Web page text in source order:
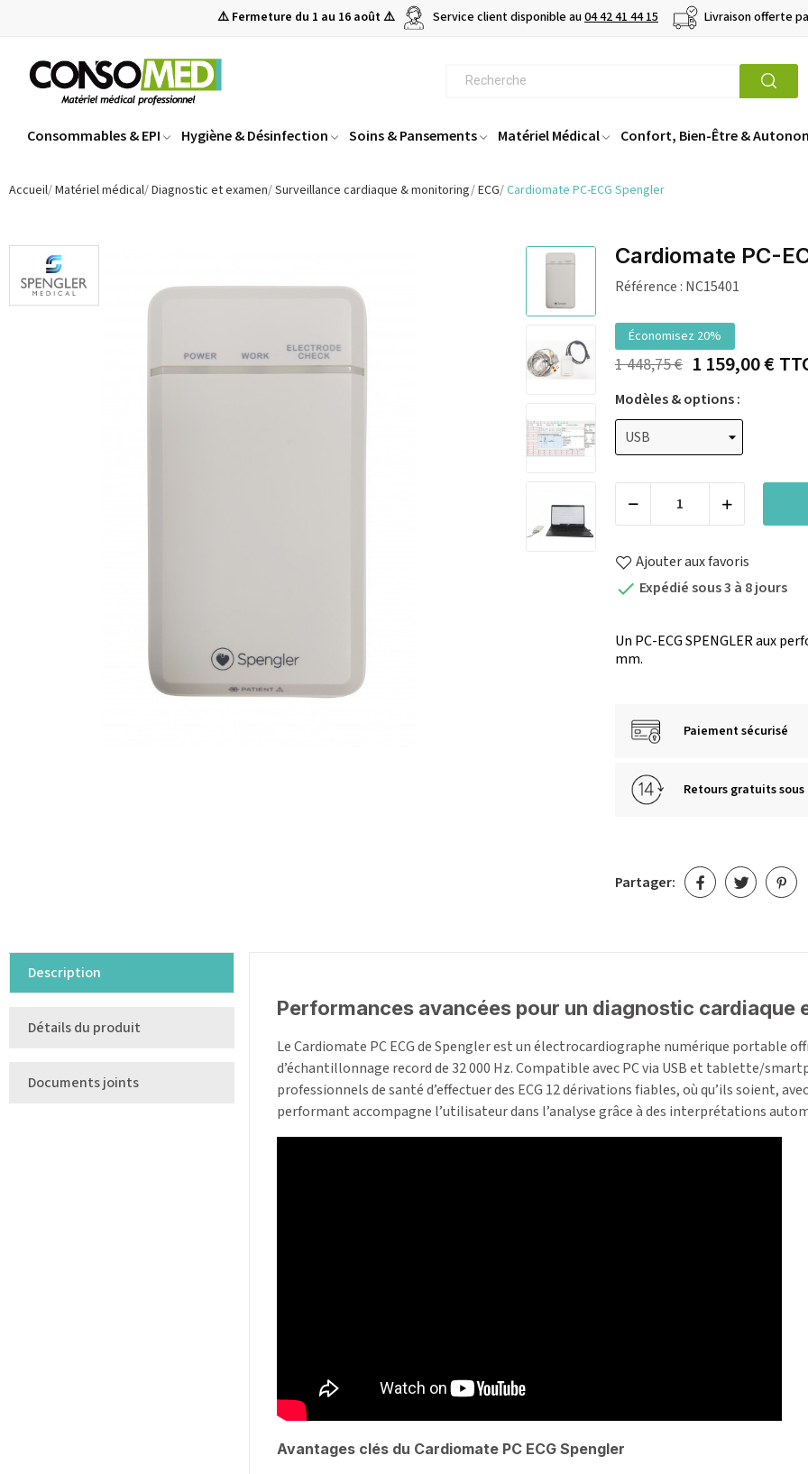
⚠️ Fermeture du 1 au 16 août ⚠️ Service client disponible au04 42 41 44 15 Livraison offerte
Consommables & EPI Hygiène & Désinfection Soins & Pansements Matériel Médical Confort, Bien-Être &
Accueil Matériel médical Diagnostic et examen Surveillance cardiaque & monitoring ECG Cardiomate PC-ECG Spengler
Cardiomate PC-
Référence : NC15401
Économisez 20%
1 448,75 € 1 159,00 €
Modèles & options :
Ajouter aux favoris
 Expédié sous 3 à 8 jours
Un PC-ECG SPENGLER aux
mm.
Paiement sécurisé
Retours gratuits sous
Partager:
Description
Détails du produit
Documents joints
Performances avancées pour un diagnostic cardiaque
Le Cardiomate PC ECG de Spengler est un électrocardiographe numérique portable
d’échantillonnage record de 32 000 Hz. Compatible avec PC via USB et tablette/
professionnels de santé d’effectuer des ECG 12 dérivations fiables, où qu’ils soient,
performant accompagne l’utilisateur dans l’analyse grâce à des interprétations
Avantages clés du Cardiomate PC ECG Spengler